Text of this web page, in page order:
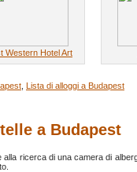
Western Hotel Art
Lista di alloggi a Budapest
a Budapest
alla ricerca di una camera di